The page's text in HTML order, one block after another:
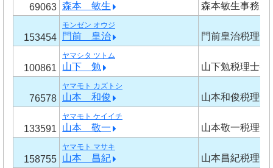
69063 森本 敏生 森本敏生事務所
153454
モンゼン オウジ
門前 皇治 門前皇治税理士
100861
ヤマシタ ツトム
山下 勉 山下勉税理士事
76578
ヤマモト カズトシ
山本 和俊 山本和俊税理士
133591
ヤマモト ケイイチ
山本 敬一 山本敬一税理士
158755
ヤマモト マサキ
山本 昌紀 山本昌紀税理士